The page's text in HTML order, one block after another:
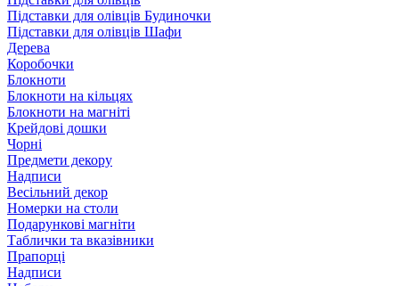
Підставки для олівців Будиночки
Підставки для олівців Шафи
Дерева
Коробочки
Блокноти
Блокноти на кільцях
Блокноти на магніті
Крейдові дошки
Чорні
Предмети декору
Надписи
Весільний декор
Номерки на столи
Подарункові магніти
Таблички та вказівники
Прапорці
Надписи